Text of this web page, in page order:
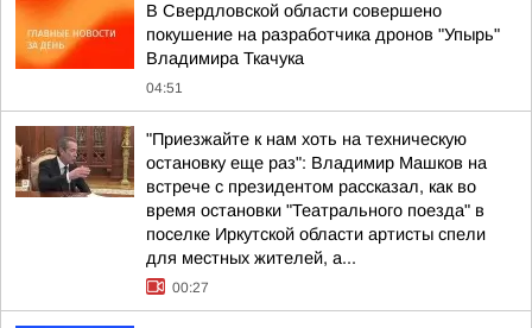
В Свердловской области совершено
покушение на разработчика дронов "Упырь"
Владимира Ткачука
04:51
"Приезжайте к нам хоть на техническую
остановку еще раз": Владимир Машков на
встрече с президентом рассказал, как во
время остановки "Театрального поезда" в
поселке Иркутской области артисты спели
для местных жителей, а...
00:27